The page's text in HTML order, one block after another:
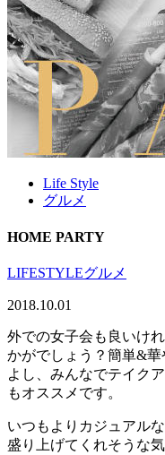
Life Style
グルメ
HOME PARTY
LIFESTYLEグルメ
2018.10.01
外での女子会も良いけ
かがでしょう？簡単&
よし、みんなでテイク
もオススメです。
いつもよりカジュアル
盛り上げてくれそうな